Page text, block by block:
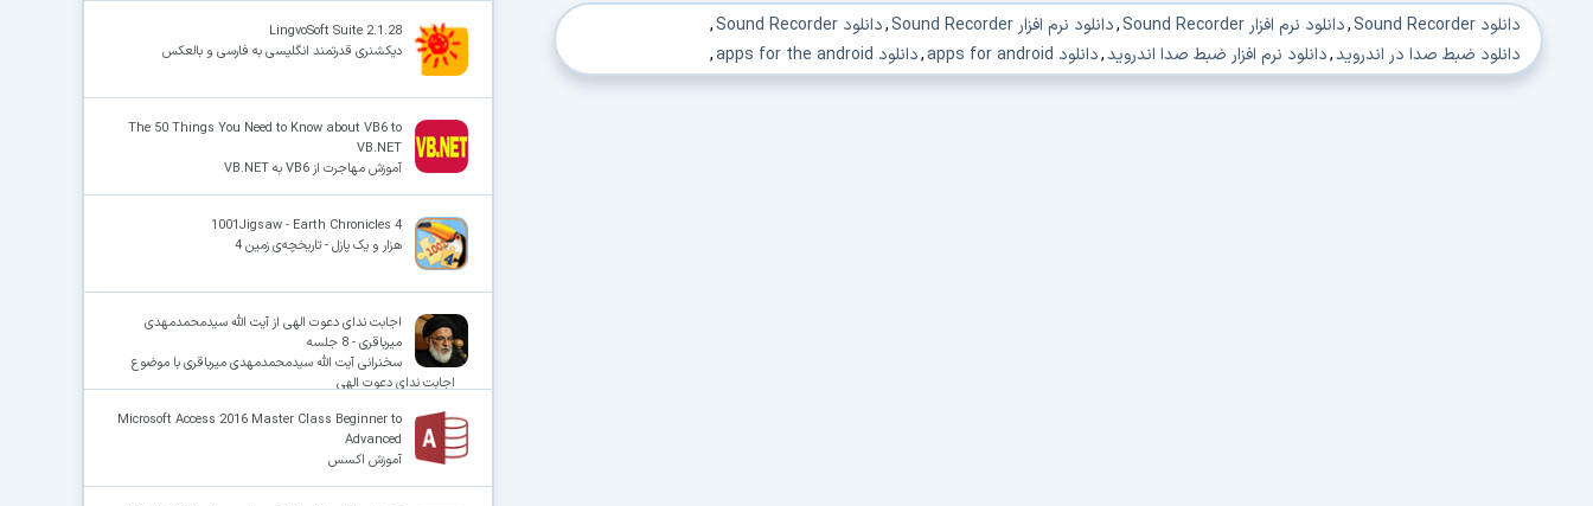
دانلود Sound Recorder ,دانلود نرم افزار Sound Recorder ,دانلود نرم افزار Sound Recorder ,دانلود Sound Recorder
,
دانلود ضبط صدا در اندروید,دانلود نرم افزار ضبط صدا اندروید,دانلود apps for android ,دانلود apps for the android
,
دانلود apps on android
,دانلود نرم افزار اندرويد,دانلود نرم افزار اندرويد,دانلود اندرويد دانلود,دانلود اندرويد,دانلود برنامه اندرويد,
LingvoSoft Suite 2.1.28
دیکشنری قدرتمند انگلیسی به فارسی و بالعکس
The 50 Things You Need to Know about VB6 to
VB.NET
آموزش مهاجرت از VB6 به VB.NET
1001Jigsaw - Earth Chronicles 4
هزار و یک پازل - تاریخچه‌ی زمین 4
اجابت ندای دعوت الهی از آیت الله سیدمحمدمهدی
میرباقری - 8 جلسه
سخنرانی آیت الله سیدمحمدمهدی میرباقری با موضوع
اجابت ندای دعوت الهی
Microsoft Access 2016 Master Class Beginner to
Advanced
آموزش اکسس